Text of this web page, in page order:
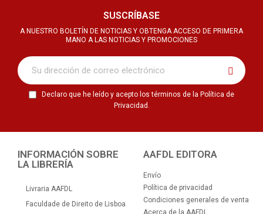
SUSCRÍBASE
A NUESTRO BOLETÍN DE NOTICIAS Y OBTENGA ACCESO DE PRIMERA
MANO A LAS NOTICIAS Y PROMOCIONES
Declaro que he leído y acepto los términos de la Política de
Privacidad.
INFORMACIÓN SOBRE
LA LIBRERÍA
Livraria AAFDL
Faculdade de Direito de Lisboa
AAFDL EDITORA
Envío
Política de privacidad
Condiciones generales de venta
Acerca de la AAFDL